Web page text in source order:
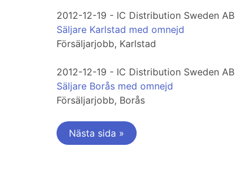
2012-12-19 - IC Distribution Sweden AB
Säljare Karlstad med omnejd
Försäljarjobb, Karlstad
2012-12-19 - IC Distribution Sweden AB
Säljare Borås med omnejd
Försäljarjobb, Borås
Nästa sida »